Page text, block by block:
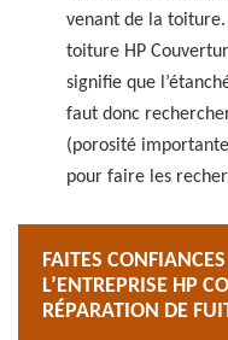
venant de la
toiture HP
signifie que
faut donc
(porosité
pour faire les
FAITES
L’ENTREPRISE HP
RÉPARATION DE